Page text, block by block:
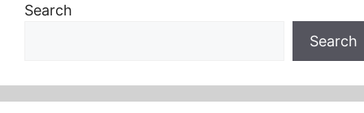
Search
Search